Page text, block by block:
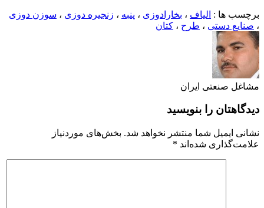
برچسب ها : الیاف ، بخارادوزی ، پنبه ، زنجیره دوزی ، سوزن دوزی
، صنایع دستی ، طرح ، کتان
مشاغل صنعتی ایران
دیدگاهتان را بنویسید
نشانی ایمیل شما منتشر نخواهد شد. بخش‌های موردنیاز
علامت‌گذاری شده‌اند *